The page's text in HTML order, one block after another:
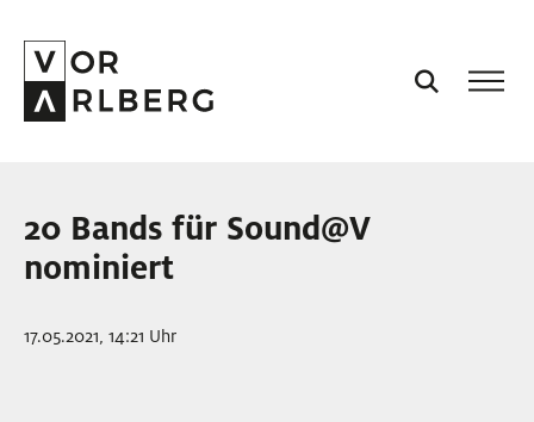
VORARLBERG
PROJEKTE
20 Bands für Sound@V
nominiert
17.05.2021, 14:21 Uhr